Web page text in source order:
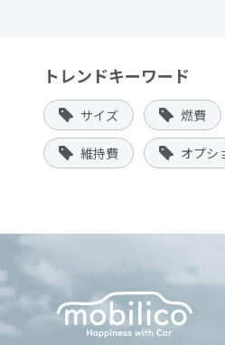
トレンドキーワード
サイズ 燃費
維持費 オプシ